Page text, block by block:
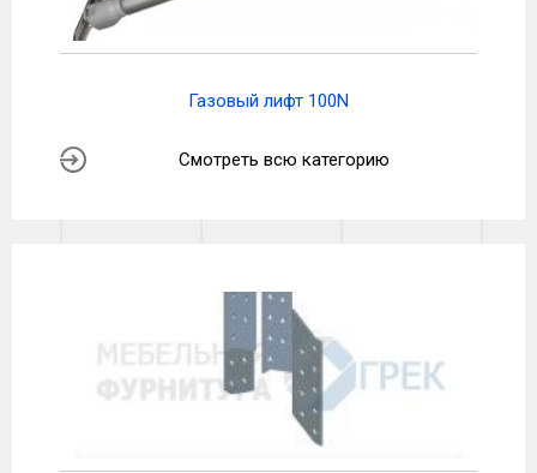
Газовый лифт 100N
Смотреть всю категорию